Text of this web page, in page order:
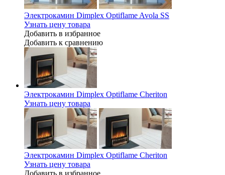
Электрокамин Dimplex Optiflame Avola SS
Узнать цену товара
Добавить в избранное
Добавить к сравнению
Электрокамин Dimplex Optiflame Cheriton
Узнать цену товара
Электрокамин Dimplex Optiflame Cheriton
Узнать цену товара